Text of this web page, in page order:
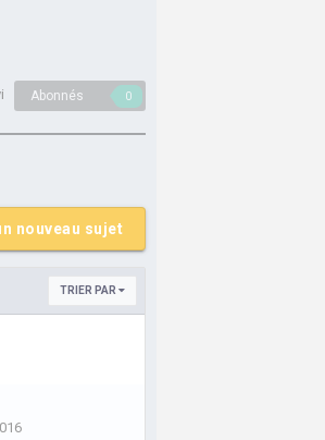
Abonnés 0
nouveau sujet
TRIER PAR